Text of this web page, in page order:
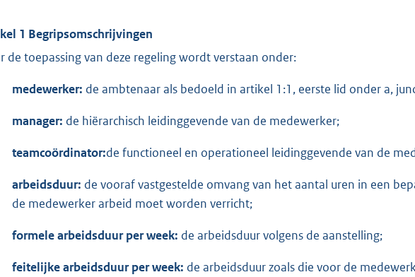
1 Begripsomschrijvingen
de toepassing van deze regeling wordt verstaan onder:
medewerker: de ambtenaar als bedoeld in artikel 1:1, eerste lid onder a,
manager: de hiërarchisch leidinggevende van de medewerker;
teamcoördinator:de functioneel en operationeel leidinggevende van de
arbeidsduur: de vooraf vastgestelde omvang van het aantal uren in een
de medewerker arbeid moet worden verricht;
formele arbeidsduur per week: de arbeidsduur volgens de aanstelling;
feitelijke arbeidsduur per week: de arbeidsduur zoals die voor de